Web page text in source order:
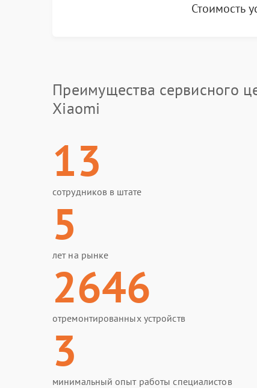
Стоимость
Преимущества сервисного
Xiaomi
13
сотрудников в штате
5
лет на рынке
2646
отремонтированных устройств
3
минимальный опыт работы специалистов